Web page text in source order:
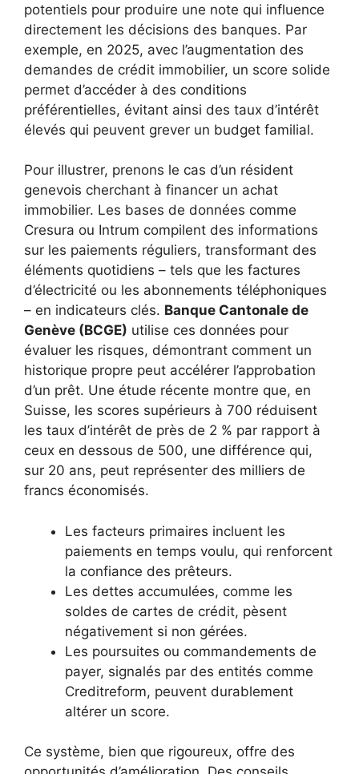
potentiels pour produire une note qui influence
directement les décisions des banques. Par
exemple, en 2025, avec l’augmentation des
demandes de crédit immobilier, un score solide
permet d’accéder à des conditions
préférentielles, évitant ainsi des taux d’intérêt
élevés qui peuvent grever un budget familial.
Pour illustrer, prenons le cas d’un résident
genevois cherchant à financer un achat
immobilier. Les bases de données comme
Cresura ou Intrum compilent des informations
sur les paiements réguliers, transformant des
éléments quotidiens – tels que les factures
d’électricité ou les abonnements téléphoniques
– en indicateurs clés. Banque Cantonale de
Genève (BCGE) utilise ces données pour
évaluer les risques, démontrant comment un
historique propre peut accélérer l’approbation
d’un prêt. Une étude récente montre que, en
Suisse, les scores supérieurs à 700 réduisent
les taux d’intérêt de près de 2 % par rapport à
ceux en dessous de 500, une différence qui,
sur 20 ans, peut représenter des milliers de
francs économisés.
Les facteurs primaires incluent les
paiements en temps voulu, qui renforcent
la confiance des prêteurs.
Les dettes accumulées, comme les
soldes de cartes de crédit, pèsent
négativement si non gérées.
Les poursuites ou commandements de
payer, signalés par des entités comme
Creditreform, peuvent durablement
altérer un score.
Ce système, bien que rigoureux, offre des